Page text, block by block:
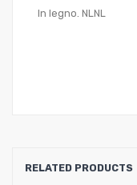
In legno. NLNL
RELATED PRODUCTS